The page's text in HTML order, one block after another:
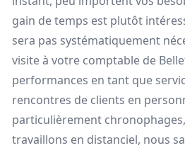
gain de temps est plutôt
sera pas systématiquement
visite à votre comptable de
performances en tant que
rencontres de clients en
particulièrement
travaillons en distanciel, nous